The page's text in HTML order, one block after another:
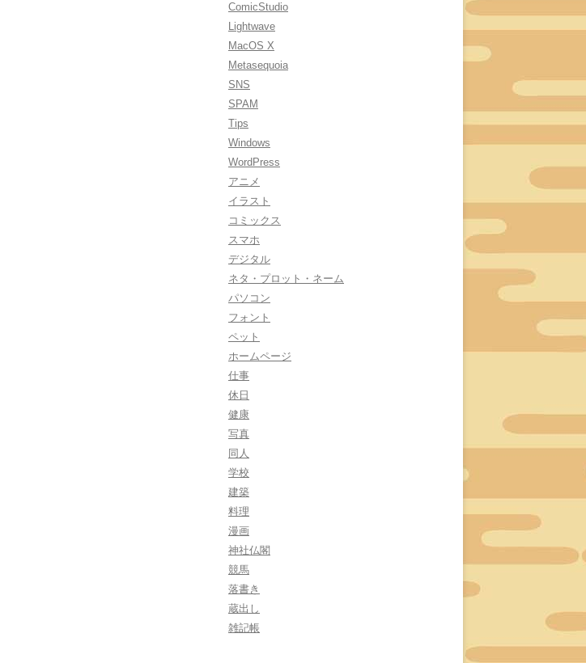
ComicStudio
Lightwave
MacOS X
Metasequoia
SNS
SPAM
Tips
Windows
WordPress
アニメ
イラスト
コミックス
スマホ
デジタル
ネタ・プロット・ネーム
パソコン
フォント
ペット
ホームページ
仕事
休日
健康
写真
同人
学校
建築
料理
漫画
神社仏閣
競馬
落書き
蔵出し
雑記帳